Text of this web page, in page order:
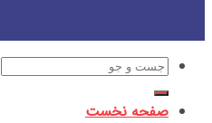
جستجو
برای:
صفحه نخست